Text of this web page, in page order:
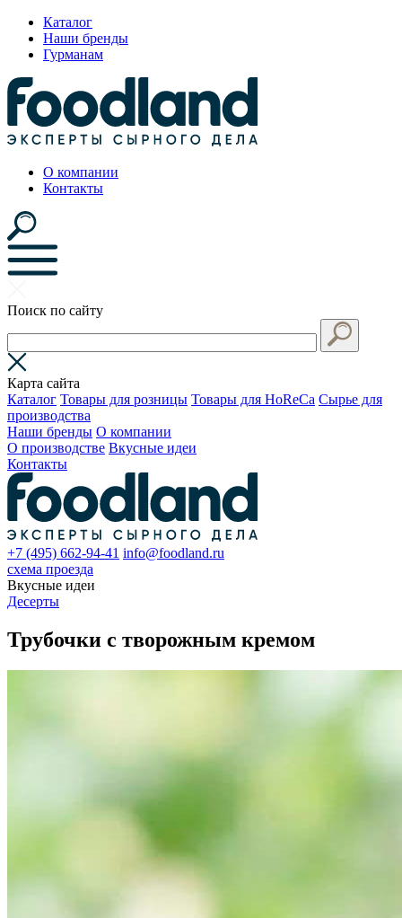
Каталог
Наши бренды
Гурманам
О компании
Контакты
Поиск по сайту
Карта сайта
Каталог Товары для розницы Товары для HoReCa Сырье для
производства
Наши бренды О компании
О производстве Вкусные идеи
Контакты
+7 (495) 662-94-41 info@foodland.ru
схема проезда
Вкусные идеи
Десерты
Трубочки с творожным кремом